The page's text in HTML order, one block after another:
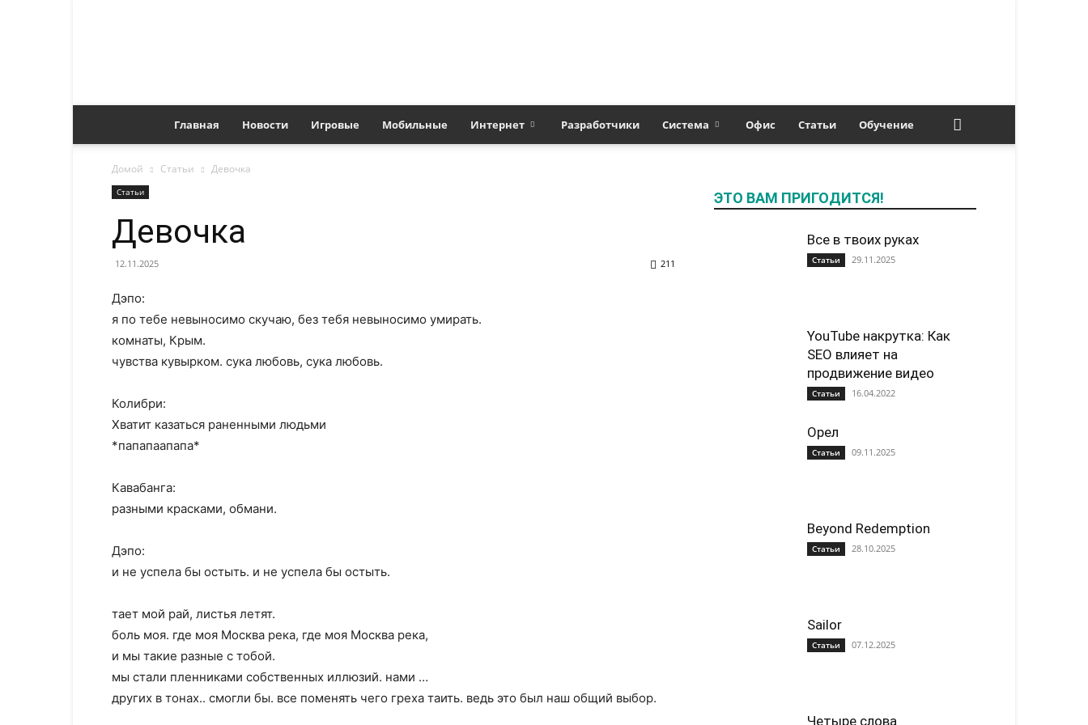
Полезные
Главная Новости Игровые Мобильные Интернет Разработчики Система Офис Статьи Обучение
Домой Статьи Девочка
Статьи
Девочка
12.11.2025 211
Дэпо:
я по тебе невыносимо скучаю, без тебя невыносимо умирать.
комнаты, Крым.
чувства кувырком. сука любовь, сука любовь.
Колибри:
Хватит казаться раненными людьми
*папапаапапа*
Кавабанга:
разными красками, обмани.
Дэпо:
и не успела бы остыть. и не успела бы остыть.
тает мой рай, листья летят.
боль моя. где моя Москва река, где моя Москва река,
и мы такие разные с тобой.
мы стали пленниками собственных иллюзий. нами …
других в тонах.. смогли бы. все поменять чего греха таить. ведь это был наш общий выбор.
ЭТО ВАМ ПРИГОДИТСЯ!
Все в твоих руках
Статьи 29.11.2025
YouTube накрутка: Как
SEO влияет на
продвижение видео
Статьи 16.04.2022
Орел
Статьи 09.11.2025
Beyond Redemption
Статьи 28.10.2025
Sailor
Статьи 07.12.2025
Четыре слова